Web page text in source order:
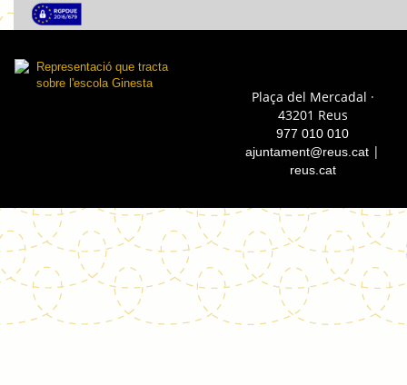
Plaça del Mercadal ·
43201 Reus
977 010 010
ajuntament@reus.cat |
reus.cat